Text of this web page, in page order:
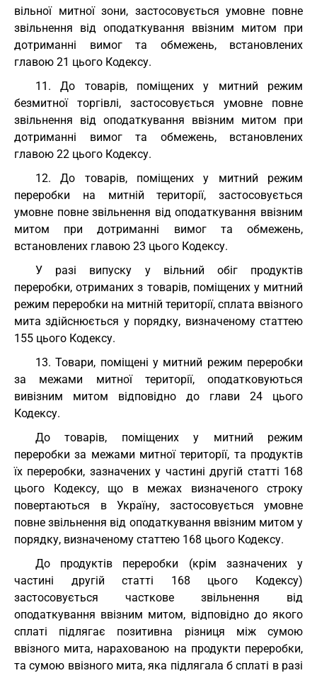
вільної митної зони, застосовується умовне повне
звільнення від оподаткування ввізним митом при
дотриманні вимог та обмежень, встановлених
главою 21 цього Кодексу.
11. До товарів, поміщених у митний режим
безмитної торгівлі, застосовується умовне повне
звільнення від оподаткування ввізним митом при
дотриманні вимог та обмежень, встановлених
главою 22 цього Кодексу.
12. До товарів, поміщених у митний режим
переробки на митній території, застосовується
умовне повне звільнення від оподаткування ввізним
митом при дотриманні вимог та обмежень,
встановлених главою 23 цього Кодексу.
У разі випуску у вільний обіг продуктів
переробки, отриманих з товарів, поміщених у митний
режим переробки на митній території, сплата ввізного
мита здійснюється у порядку, визначеному статтею
155 цього Кодексу.
13. Товари, поміщені у митний режим переробки
за межами митної території, оподатковуються
вивізним митом відповідно до глави 24 цього
Кодексу.
До товарів, поміщених у митний режим
переробки за межами митної території, та продуктів
їх переробки, зазначених у частині другій статті 168
цього Кодексу, що в межах визначеного строку
повертаються в Україну, застосовується умовне
повне звільнення від оподаткування ввізним митом у
порядку, визначеному статтею 168 цього Кодексу.
До продуктів переробки (крім зазначених у
частині другій статті 168 цього Кодексу)
застосовується часткове звільнення від
оподаткування ввізним митом, відповідно до якого
сплаті підлягає позитивна різниця між сумою
ввізного мита, нарахованою на продукти переробки,
та сумою ввізного мита, яка підлягала б сплаті в разі